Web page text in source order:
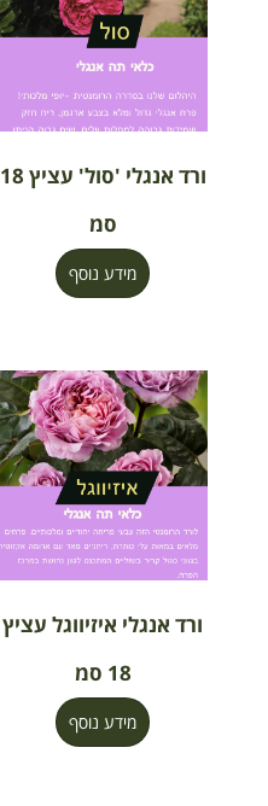
ורד אנגלי 'סול' עציץ 18
סמ
מידע נוסף
ורד אנגלי איזיווגל עציץ
18 סמ
מידע נוסף